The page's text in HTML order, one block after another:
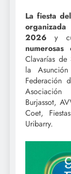
La fiesta
2026 y
numerosas
Clavarías
la
Federación
Burjassot,
Coet,
Uribarry.